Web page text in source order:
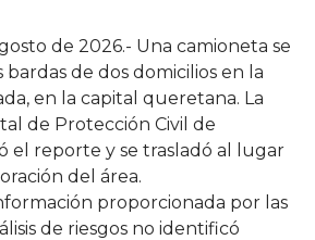
de 2026.- Una camioneta se
de dos domicilios en la
en la capital queretana. La
de Protección Civil de
el reporte y se trasladó al lugar
del área.
proporcionada por las
de riesgos no identificó